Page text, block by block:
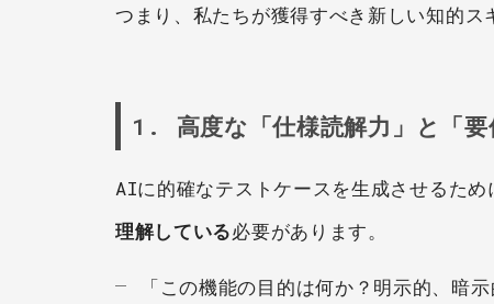
つまり、私たちが獲得すべき新しい知的ス
1. 高度な「仕様読解力」と「要
AIに的確なテストケースを生成させるため
理解している必要があります。
「この機能の目的は何か？明示的、暗